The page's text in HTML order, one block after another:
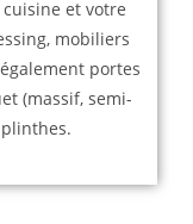
et votre
mobiliers
portes
(massif, semi-